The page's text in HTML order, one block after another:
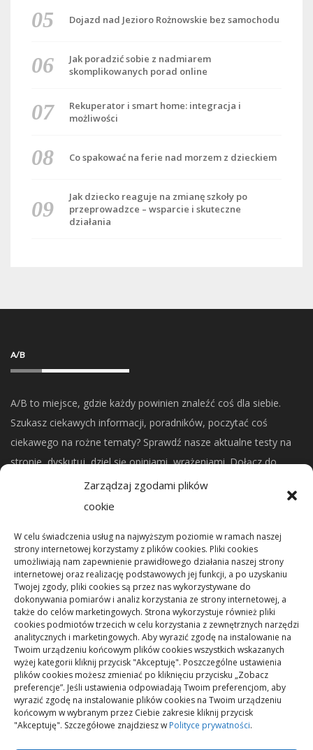
Zarządzaj zgodami plików
cookie
W celu świadczenia usług na najwyższym poziomie w ramach naszej
strony internetowej korzystamy z plików cookies. Pliki cookies
umożliwiają nam zapewnienie prawidłowego działania naszej strony
internetowej oraz realizację podstawowych jej funkcji, a po uzyskaniu
Twojej zgody, pliki cookies są przez nas wykorzystywane do
dokonywania pomiarów i analiz korzystania ze strony internetowej, a
także do celów marketingowych. Strona wykorzystuje również pliki
cookies podmiotów trzecich w celu korzystania z zewnętrznych narzędzi
analitycznych i marketingowych. Aby wyrazić zgodę na instalowanie na
Twoim urządzeniu końcowym plików cookies wszystkich wskazanych
wyżej kategorii kliknij przycisk "Akceptuję". Poszczególne ustawienia
plików cookies możesz zmieniać po kliknięciu przycisku „Zobacz
preferencje”. Jeśli ustawienia odpowiadają Twoim preferencjom, aby
wyrazić zgodę na instalowanie plików cookies na Twoim urządzeniu
końcowym w wybranym przez Ciebie zakresie kliknij przycisk
"Akceptuję". Szczegółowe znajdziesz w Polityce prywatności.
Dojazd nad Jezioro Rożnowskie bez samochodu
Jak poradzić sobie z nadmiarem
skomplikowanych porad online
Rekuperator i smart home: integracja i
możliwości
Co spakować na ferie nad morzem z dzieckiem
Jak dziecko reaguje na zmianę szkoły po
przeprowadzce – wsparcie i skuteczne
działania
A/B
A/B to miejsce, gdzie każdy powinien znaleźć coś dla siebie.
Szukasz ciekawych informacji, poradników, poczytać coś
ciekawego na rożne tematy? Sprawdź nasze aktualne testy na
stronie, dyskutuj, dziel się opiniami, wrażeniami. Dołącz do
naszej społeczności.
Mikrorachunek podatkowy: przelewy i księgowanie
Podstawowe rodzaje śrub – przegląd najważniejszych
typów
Pielęgnacja podłogi po remoncie: jak wydłużyć dobry
efekt
Remont podłogi przed przeprowadzką: kolejność prac